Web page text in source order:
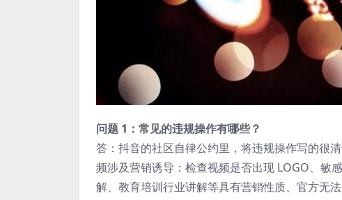
问题 1：常见的违规操作有哪些？
答：抖音的社区自律公约里，将违规操作写的很
频涉及营销诱导：检查视频是否出现 LOGO、敏
解、教育培训行业讲解等具有营销性质、官方无